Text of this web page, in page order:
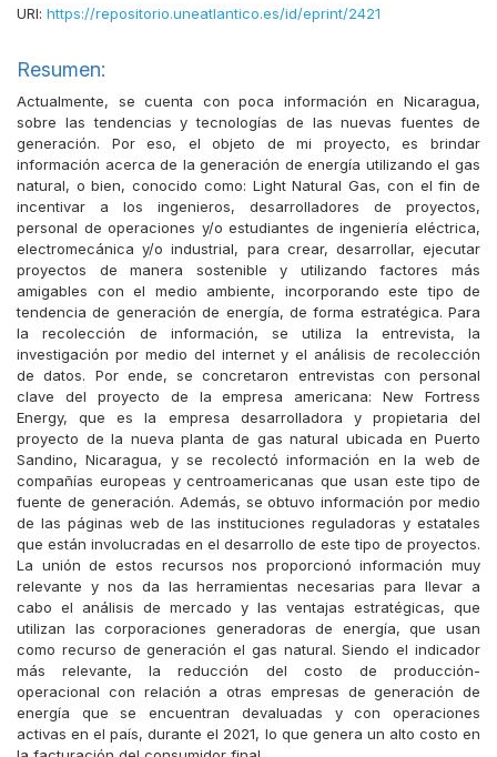
URI: https://repositorio.uneatlantico.es/id/eprint/2421
Resumen:
Actualmente, se cuenta con poca información en Nicaragua,
sobre las tendencias y tecnologías de las nuevas fuentes de
generación. Por eso, el objeto de mi proyecto, es brindar
información acerca de la generación de energía utilizando el gas
natural, o bien, conocido como: Light Natural Gas, con el fin de
incentivar a los ingenieros, desarrolladores de proyectos,
personal de operaciones y/o estudiantes de ingeniería eléctrica,
electromecánica y/o industrial, para crear, desarrollar, ejecutar
proyectos de manera sostenible y utilizando factores más
amigables con el medio ambiente, incorporando este tipo de
tendencia de generación de energía, de forma estratégica. Para
la recolección de información, se utiliza la entrevista, la
investigación por medio del internet y el análisis de recolección
de datos. Por ende, se concretaron entrevistas con personal
clave del proyecto de la empresa americana: New Fortress
Energy, que es la empresa desarrolladora y propietaria del
proyecto de la nueva planta de gas natural ubicada en Puerto
Sandino, Nicaragua, y se recolectó información en la web de
compañías europeas y centroamericanas que usan este tipo de
fuente de generación. Además, se obtuvo información por medio
de las páginas web de las instituciones reguladoras y estatales
que están involucradas en el desarrollo de este tipo de proyectos.
La unión de estos recursos nos proporcionó información muy
relevante y nos da las herramientas necesarias para llevar a
cabo el análisis de mercado y las ventajas estratégicas, que
utilizan las corporaciones generadoras de energía, que usan
como recurso de generación el gas natural. Siendo el indicador
más relevante, la reducción del costo de producción-
operacional con relación a otras empresas de generación de
energía que se encuentran devaluadas y con operaciones
activas en el país, durante el 2021, lo que genera un alto costo en